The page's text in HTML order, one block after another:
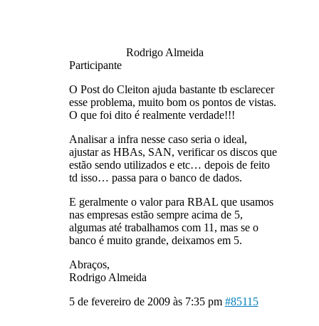
Rodrigo Almeida
Participante
O Post do Cleiton ajuda bastante tb esclarecer
esse problema, muito bom os pontos de vistas.
O que foi dito é realmente verdade!!!
Analisar a infra nesse caso seria o ideal,
ajustar as HBAs, SAN, verificar os discos que
estão sendo utilizados e etc… depois de feito
td isso… passa para o banco de dados.
E geralmente o valor para RBAL que usamos
nas empresas estão sempre acima de 5,
algumas até trabalhamos com 11, mas se o
banco é muito grande, deixamos em 5.
Abraços,
Rodrigo Almeida
5 de fevereiro de 2009 às 7:35 pm #85115